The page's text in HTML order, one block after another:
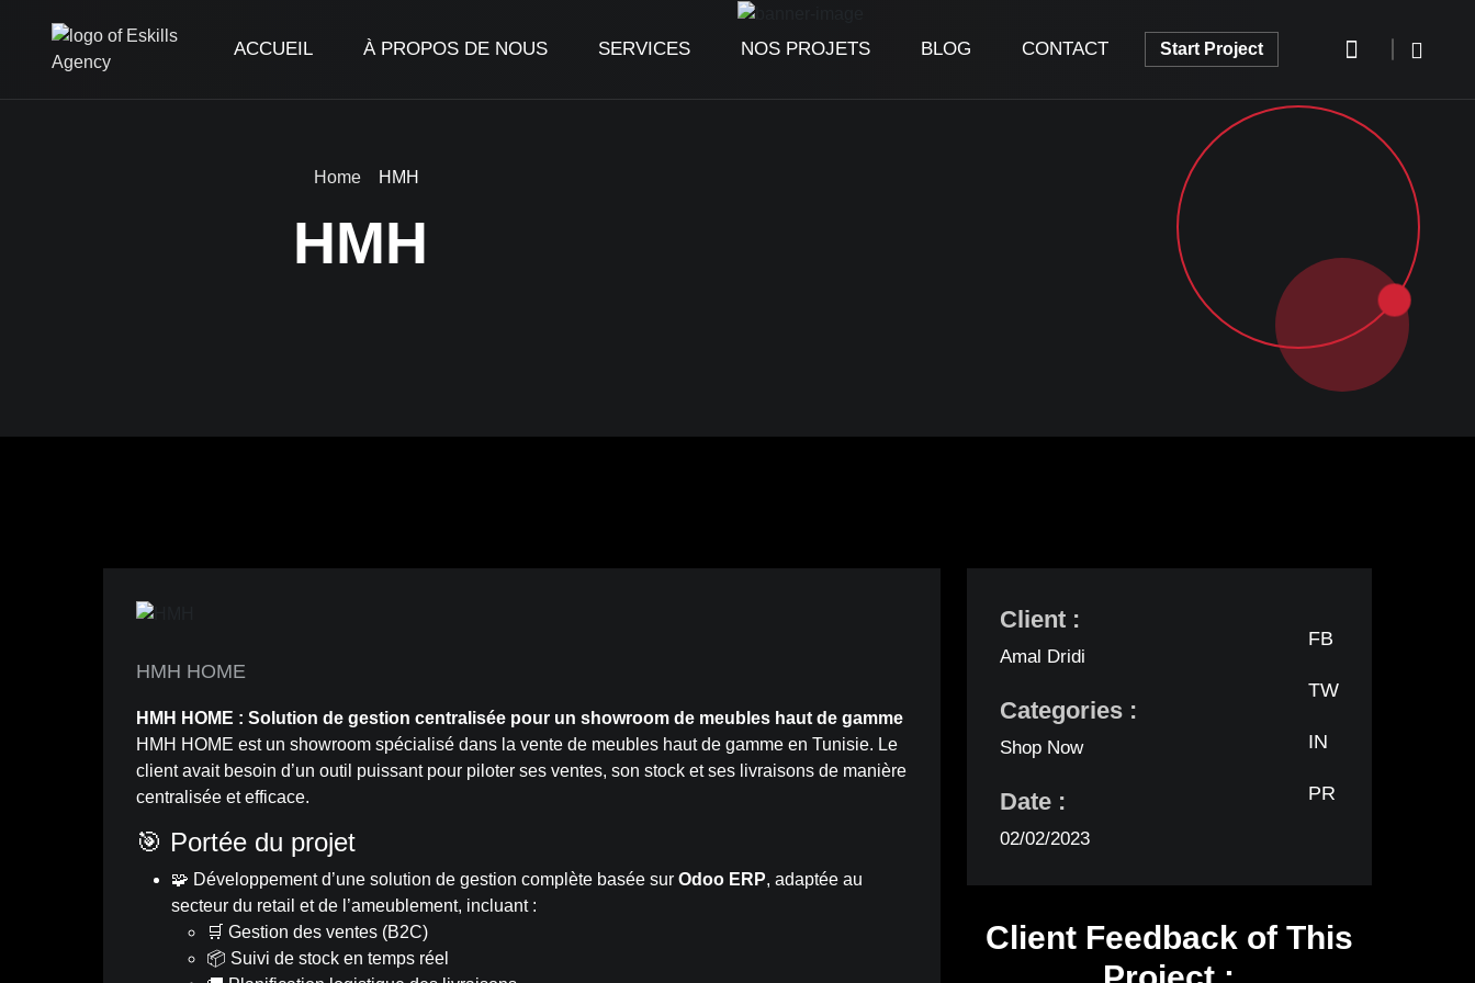
ACCUEIL À PROPOS DE NOUS SERVICES NOS PROJETS BLOG CONTACT Start Project
Home HMH
HMH
HMH HOME
HMH HOME : Solution de gestion centralisée pour un showroom de meubles haut de gamme
HMH HOME est un showroom spécialisé dans la vente de meubles haut de gamme en Tunisie. Le
client avait besoin d’un outil puissant pour piloter ses ventes, son stock et ses livraisons de manière
centralisée et efficace.
🎯 Portée du projet
🧩 Développement d’une solution de gestion complète basée sur Odoo ERP, adaptée au
secteur du retail et de l’ameublement, incluant :
🛒 Gestion des ventes (B2C)
📦 Suivi de stock en temps réel
Client :
Amal Dridi
Categories :
Shop Now
Date :
02/02/2023
FB
TW
IN
PR
Client Feedback of This